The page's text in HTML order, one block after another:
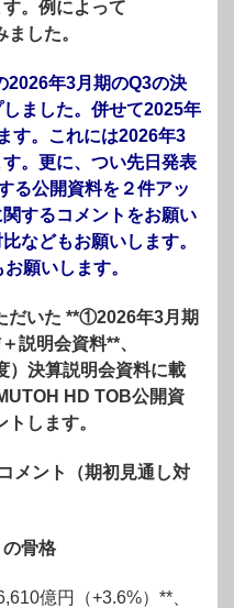
。例によって
した。
2026年3月期のQ3の決
ました。併せて2025年
す。これには2026年3
。更に、つい先日発表
る公開資料を２件アッ
するコメントをお願い
などもお願いします。
願いします。
だいた **①2026年3月期
説明会資料**、
決算説明会資料に載
HD TOB公開資
します。
メント（期初見通し対
骨格
億円（+3.6%）**、